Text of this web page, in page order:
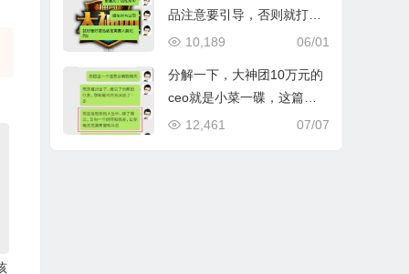
品注意要引导，否则就打水
漂了
06/01
10,189
分解一下，大神团10万元的
ceo就是小菜一碟，这篇文
字不是鸡血，而是干货！每
07/07
12,461